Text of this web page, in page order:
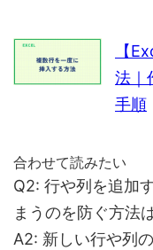
【
法｜
手順
合わせて読みたい
Q2: 行や列を追加
まうのを防ぐ方法
A2: 新しい行や列